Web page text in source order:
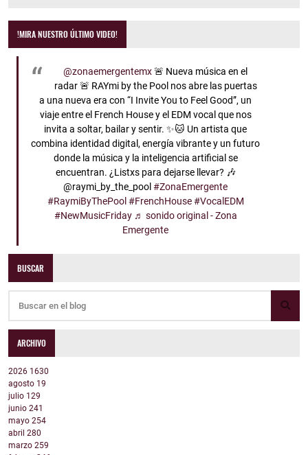
!MIRA NUESTRO ÚLTIMO VIDEO!
@zonaemergentemx🚨 Nueva música en el
radar 🚨 RAYmi by the Pool nos abre las puertas
a una nueva era con “I Invite You to Feel Good”, un
viaje entre el French House y el EDM vocal que nos
invita a soltar, bailar y sentir. ✨🐱 Un artista que
combina identidad digital, energía vibrante y un futuro
donde la música y la inteligencia artificial se
encuentran. ¿Listxs para dejarse llevar? 🎶
@raymi_by_the_pool#ZonaEmergente
#RaymiByThePool #FrenchHouse #VocalEDM
#NewMusicFriday ♬ sonido original - Zona
Emergente
BUSCAR
ARCHIVO
2026 1630
agosto 19
julio 129
junio 241
mayo 254
abril 280
marzo 259